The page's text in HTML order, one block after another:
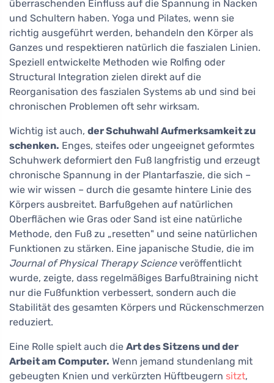
überraschenden Einfluss auf die Spannung in Nacken
und Schultern haben. Yoga und Pilates, wenn sie
richtig ausgeführt werden, behandeln den Körper als
Ganzes und respektieren natürlich die faszialen Linien.
Speziell entwickelte Methoden wie Rolfing oder
Structural Integration zielen direkt auf die
Reorganisation des faszialen Systems ab und sind bei
chronischen Problemen oft sehr wirksam.
Wichtig ist auch, der Schuhwahl Aufmerksamkeit zu
schenken. Enges, steifes oder ungeeignet geformtes
Schuhwerk deformiert den Fuß langfristig und erzeugt
chronische Spannung in der Plantarfaszie, die sich –
wie wir wissen – durch die gesamte hintere Linie des
Körpers ausbreitet. Barfußgehen auf natürlichen
Oberflächen wie Gras oder Sand ist eine natürliche
Methode, den Fuß zu „resetten" und seine natürlichen
Funktionen zu stärken. Eine japanische Studie, die im
Journal of Physical Therapy Scienceveröffentlicht
wurde, zeigte, dass regelmäßiges Barfußtraining nicht
nur die Fußfunktion verbessert, sondern auch die
Stabilität des gesamten Körpers und Rückenschmerzen
reduziert.
Eine Rolle spielt auch die Art des Sitzens und der
Arbeit am Computer. Wenn jemand stundenlang mit
gebeugten Knien und verkürzten Hüftbeugern sitzt,